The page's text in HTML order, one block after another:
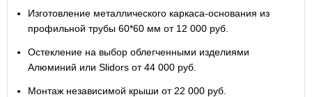
Изготовление металлического каркаса-основания из
профильной трубы 60*60 мм от 12 000 руб.
Остекление на выбор облегченными изделиями
Алюминий или Slidors от 44 000 руб.
Монтаж независимой крыши от 22 000 руб.